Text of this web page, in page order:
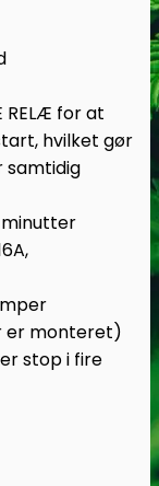
RELÆ for at
hvilket gør
samtidig
er monteret)
stop i fire